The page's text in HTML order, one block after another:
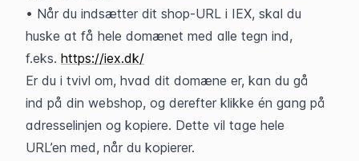
• Når du indsætter dit shop-URL i IEX, skal du
huske at få hele domænet med alle tegn ind,
f.eks. https://iex.dk/
Er du i tvivl om, hvad dit domæne er, kan du gå
ind på din webshop, og derefter klikke én gang på
adresselinjen og kopiere. Dette vil tage hele
URL’en med, når du kopierer.